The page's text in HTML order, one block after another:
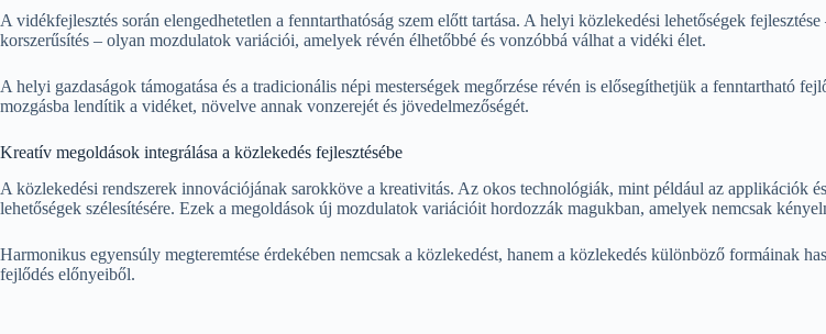
A vidékfejlesztés során elengedhetetlen a fenntarthatóság szem előtt tartása. A helyi közlekedési lehetőségek
korszerűsítés – olyan mozdulatok variációi, amelyek révén élhetőbbé és vonzóbbá válhat a vidéki élet.
A helyi gazdaságok támogatása és a tradicionális népi mesterségek megőrzése révén is elősegíthetjük a fenntartható
mozgásba lendítik a vidéket, növelve annak vonzerejét és jövedelmezőségét.
Kreatív megoldások integrálása a közlekedés fejlesztésébe
A közlekedési rendszerek innovációjának sarokköve a kreativitás. Az okos technológiák, mint például az applikációk
lehetőségek szélesítésére. Ezek a megoldások új mozdulatok variációit hordozzák magukban, amelyek nemcsak
Harmonikus egyensúly megteremtése érdekében nemcsak a közlekedést, hanem a közlekedés különböző formáinak
fejlődés előnyeiből.